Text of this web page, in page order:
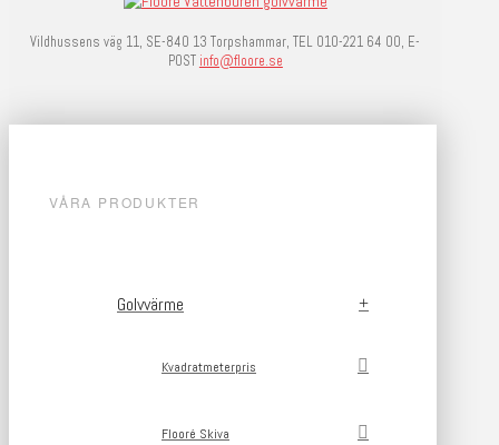
Vildhussens väg 11, SE-840 13 Torpshammar, TEL 010-221 64 00, E-
POST info@floore.se
VÅRA PRODUKTER
Golvvärme
Kvadratmeterpris
Flooré Skiva